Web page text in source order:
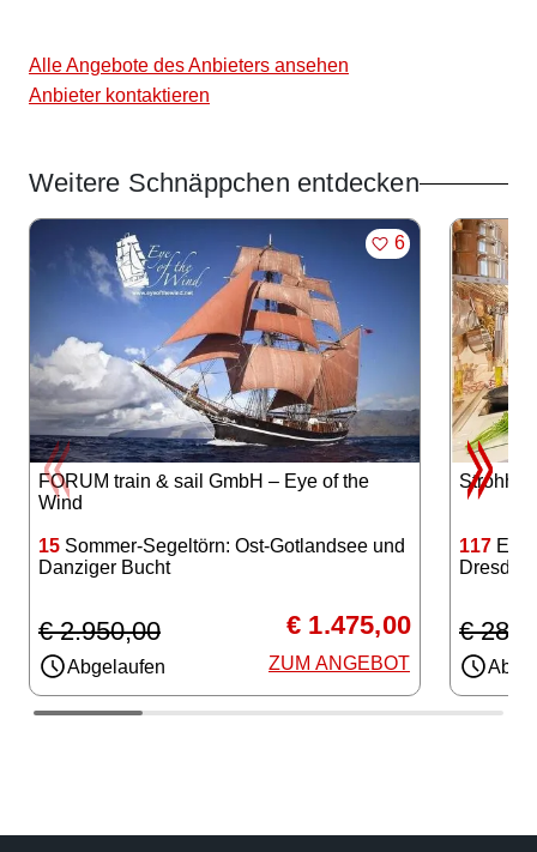
Alle Angebote des Anbieters ansehen
Anbieter kontaktieren
Weitere Schnäppchen entdecken
Angebote im Slider
MERKEN
6
FORUM train & sail GmbH – Eye of the
Wind
15 Sommer-Segeltörn: Ost-Gotlandsee und
Danziger Bucht
€ 2.950,00
Abgelaufen
€ 1.475,00
ZUM ANGEBOT
117
Dresden
€